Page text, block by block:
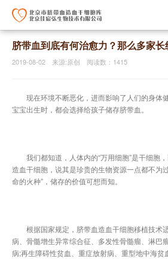
脐带血到底有何治愈力？那么多家
2019-08-02 来源:原创 阅读数：1415
现在环境不断恶化，进而影响了人们的身体
宝宝出生时，都会选择给孩子储存脐带血。
我们都知道，人体内的“万用细胞”是干细胞
造血干细胞，说其是珍贵的生物资源一点都不为
命的火种”，储存的价值可想而知。
根据国家规定，脐带血造血干细胞移植技术
病、骨髓增生异常综合征、多发性骨髓瘤、淋巴
病;再生障碍性贫血、重症放射病、重型地中海贫